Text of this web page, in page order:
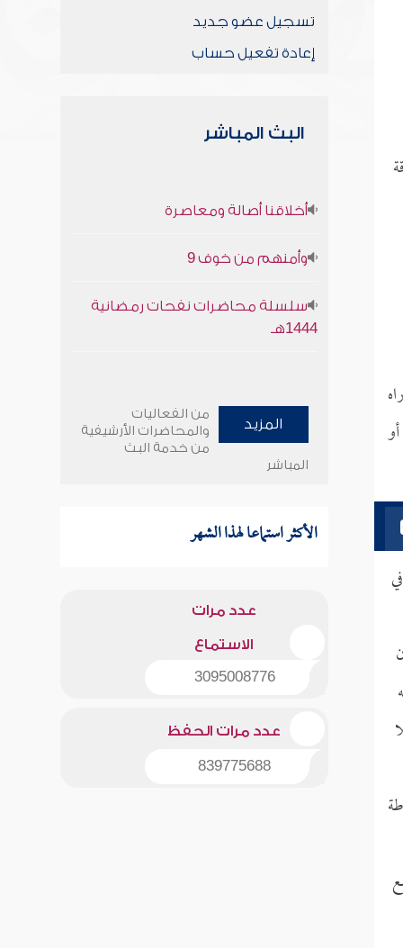
تسجيل عضو جديد
إعادة تفعيل حساب
البث المباشر
أخلاقنا أصالة ومعاصرة
وأمنهم من خوف 9
سلسلة محاضرات نفحات رمضانية
1444هـ
المزيد
من الفعاليات
والمحاضرات الأرشيفية
من خدمة البث
المباشر
الأكثر استماعا لهذا الشهر
عدد مرات
الاستماع
3095008776
عدد مرات الحفظ
839775688